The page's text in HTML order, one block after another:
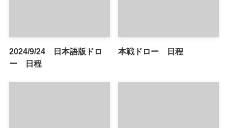
2024/9/24 日本語版ドロ
ー 日程
本戦ドロー 日程